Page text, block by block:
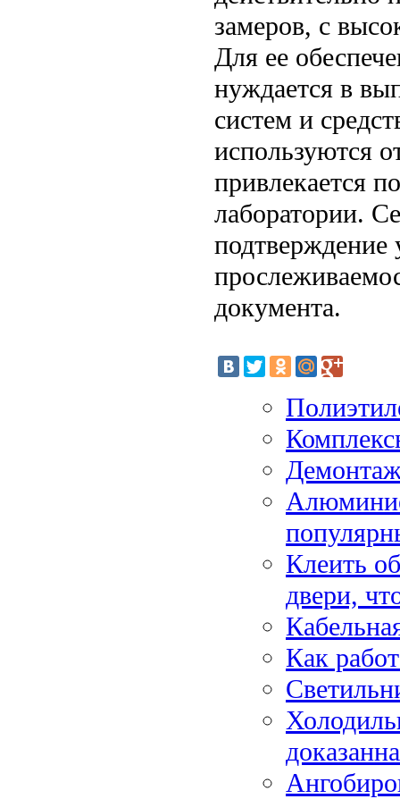
замеров, с
Для ее
нуждается в
систем и
используются
привлекается
лаборатории.
подтверждение
документа.
Клеить
двери,
Как